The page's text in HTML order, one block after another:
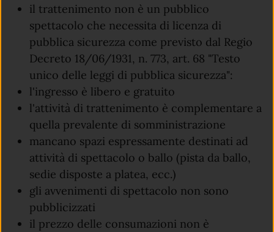
il trattenimento non è un pubblico
spettacolo che necessita di licenza di
pubblica sicurezza come previsto dal Regio
Decreto 18/06/1931, n. 773, art. 68 "Testo
unico delle leggi di pubblica sicurezza":
l'ingresso è libero e gratuito
l'attività di trattenimento è complementare a
quella prevalente di somministrazione
mancano spazi espressamente destinati ad
attività di spettacolo o ballo (pista da ballo,
sedie disposte a platea, ecc.)
gli avvenimenti di spettacolo non sono
pubblicizzati
il prezzo delle consumazioni non è